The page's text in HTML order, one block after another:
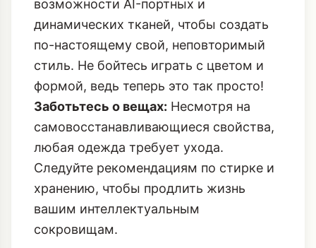
возможности AI-портных и
динамических тканей, чтобы создать
по-настоящему свой, неповторимый
стиль. Не бойтесь играть с цветом и
формой, ведь теперь это так просто!
Заботьтесь о вещах: Несмотря на
самовосстанавливающиеся свойства,
любая одежда требует ухода.
Следуйте рекомендациям по стирке и
хранению, чтобы продлить жизнь
вашим интеллектуальным
сокровищам.